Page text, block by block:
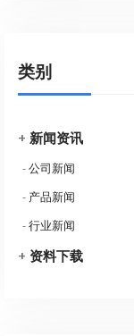
类别
+ 新闻资讯
-公司新闻
- 产品新闻
-行业新闻
+ 资料下载